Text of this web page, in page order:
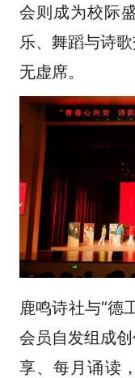
会则成为校际
乐、舞蹈与诗
无虚席。
鹿鸣诗社与“德
会员自发组成
享、每月诵读